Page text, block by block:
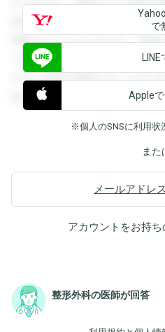
録すると回答を閲覧することが
閲覧することができます。登録
できます。登録すると回答を閲
すると回答を閲覧することがで
覧することができます。
で
Apple
※個人のSNSに利用状
また
メールアドレ
アカウントをお持ち
整形外科の医師が回答